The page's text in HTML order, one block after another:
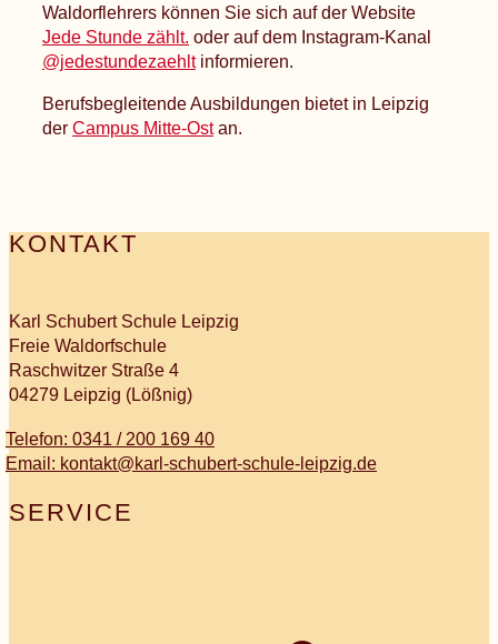
Waldorflehrers können Sie sich auf der Website
Jede Stunde zählt. oder auf dem Instagram-Kanal
@jedestundezaehltinformieren.
Berufsbegleitende Ausbildungen bietet in Leipzig
der Campus Mitte-Ostan.
KONTAKT
Karl Schubert Schule Leipzig
Freie Waldorfschule
Raschwitzer Straße 4
04279 Leipzig (Lößnig)
Telefon: 0341 / 200 169 40
Email: kontakt@karl-schubert-schule-leipzig.de
SERVICE